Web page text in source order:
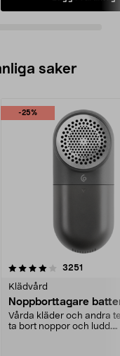
saker
-25%
3251
Klädvård
Noppborttagare
Vårda kläder och andra
ta bort noppor och ludd.
4.5av 5 stjärnor